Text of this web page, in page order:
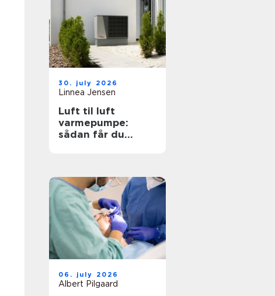
30. july 2026
Linnea Jensen
Luft til luft
varmepumpe:
sådan får du
06. july 2026
Albert Pilgaard